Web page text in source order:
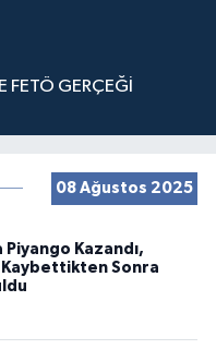
FETÖ GERÇEĞİ
08 Ağustos 2025
Piyango Kazandı,
Kaybettikten Sonra